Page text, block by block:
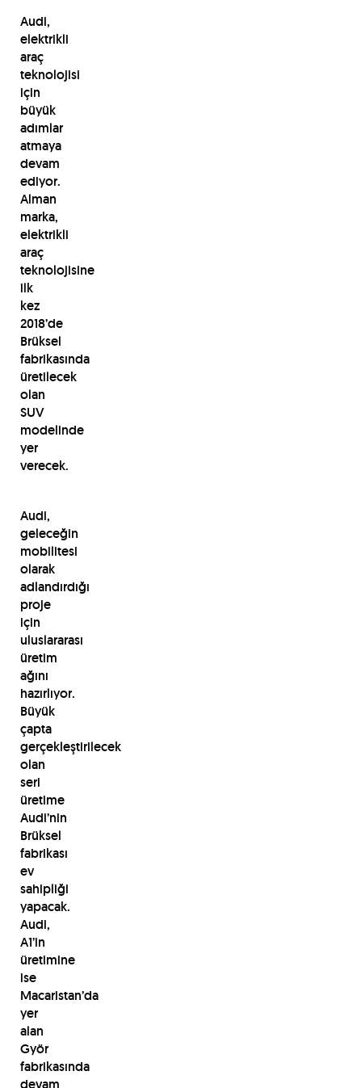
Audi,
elektrikli
araç
teknolojisi
için
büyük
adımlar
atmaya
devam
ediyor.
Alman
marka,
elektrikli
araç
teknolojisine
ilk
kez
2018’de
Brüksel
fabrikasında
üretilecek
olan
SUV
modelinde
yer
verecek.
Audi,
geleceğin
mobilitesi
olarak
adlandırdığı
proje
için
uluslararası
üretim
ağını
hazırlıyor.
Büyük
çapta
gerçekleştirilecek
olan
seri
üretime
Audi’nin
Brüksel
fabrikası
ev
sahipliği
yapacak.
Audi,
A1’in
üretimine
ise
Macaristan’da
yer
alan
Györ
fabrikasında
devam